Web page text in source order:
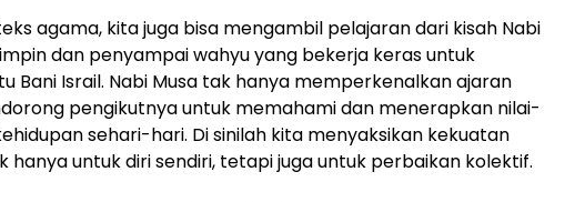
agama, kita juga bisa mengambil pelajaran dari kisah Nabi
dan penyampai wahyu yang bekerja keras untuk
Bani Israil. Nabi Musa tak hanya memperkenalkan ajaran
pengikutnya untuk memahami dan menerapkan nilai-
sehari-hari. Di sinilah kita menyaksikan kekuatan
hanya untuk diri sendiri, tetapi juga untuk perbaikan kolektif.